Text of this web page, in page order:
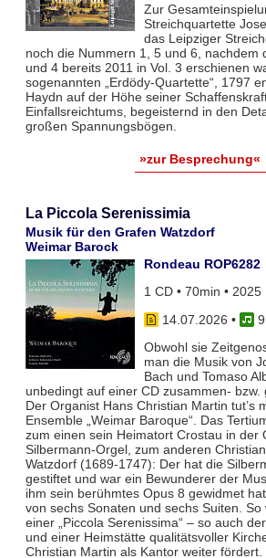
Zur
Streichquartette
das Leipziger
noch die Nummern 1, 5 und 6, nachdem
und 4 bereits 2011 in Vol. 3 erschienen
sogenannten „Erdödy-Quartette“, 1797
Haydn auf der Höhe seiner
Einfallsreichtums, begeisternd in den
großen Spannungsbögen.
»zur Besprechung«
La Piccola Serenissimia
Musik für den Grafen Watzdorf
Weimar Barock
Rondeau ROP6282
1 CD • 70min • 2025
14.07.2026 •
Obwohl sie
man die Musik von
Bach und Tomaso
unbedingt auf einer CD zusammen- bzw.
Der Organist Hans Christian Martin tut’s
Ensemble „Weimar Baroque“. Das
zum einen sein Heimatort Crostau in der
Silbermann-Orgel, zum anderen
Watzdorf (1689-1747): Der hat die
gestiftet und war ein Bewunderer der
ihm sein berühmtes Opus 8 gewidmet
von sechs Sonaten und sechs Suiten. So
einer „Piccola Serenissima“ – so auch
und einer Heimstätte qualitätsvoller
Christian Martin als Kantor weiter fördert.